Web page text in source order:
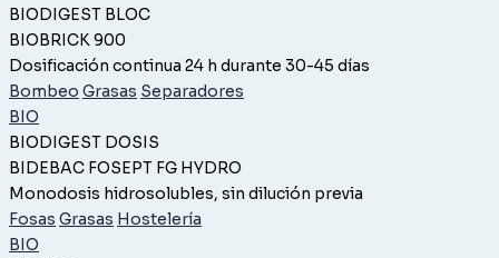
BIODIGEST BLOC
BIOBRICK 900
Dosificación continua 24 h durante 30-45 días
Bombeo Grasas Separadores
BIO
BIODIGEST DOSIS
BIDEBAC FOSEPT FG HYDRO
Monodosis hidrosolubles, sin dilución previa
Fosas Grasas Hostelería
BIO